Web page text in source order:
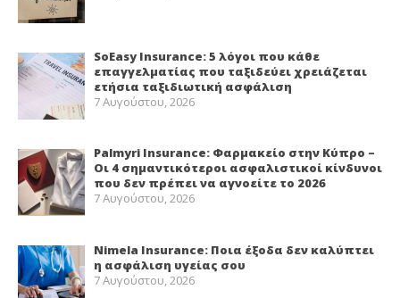
SoEasy Insurance: 5 λόγοι που κάθε
επαγγελματίας που ταξιδεύει χρειάζεται
ετήσια ταξιδιωτική ασφάλιση
7 Αυγούστου, 2026
Palmyri Insurance: Φαρμακείο στην Κύπρο –
Οι 4 σημαντικότεροι ασφαλιστικοί κίνδυνοι
που δεν πρέπει να αγνοείτε το 2026
7 Αυγούστου, 2026
Nimela Insurance: Ποια έξοδα δεν καλύπτει
η ασφάλιση υγείας σου
7 Αυγούστου, 2026